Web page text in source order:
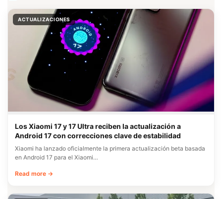
ACTUALIZACIONES
Los Xiaomi 17 y 17 Ultra reciben la actualización a
Android 17 con correcciones clave de estabilidad
Xiaomi ha lanzado oficialmente la primera actualización beta basada
en Android 17 para el Xiaomi…
Read more →